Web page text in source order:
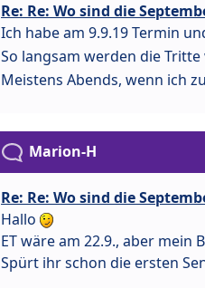
Re: Re: Wo sind die
Ich habe am 9.9.19 Termin
So langsam werden die
Meistens Abends, wenn ich
Marion-H
Re: Re: Wo sind die
Hallo
ET wäre am 22.9., aber
Spürt ihr schon die ersten